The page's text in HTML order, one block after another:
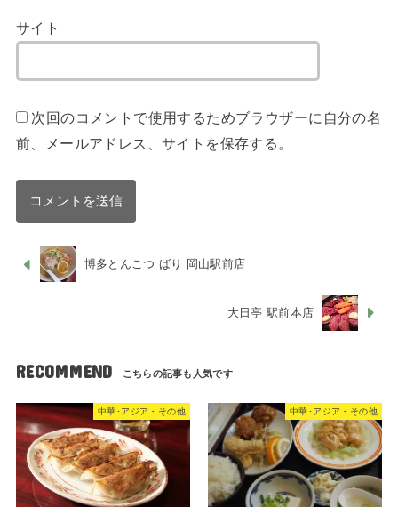
サイト
次回のコメントで使用するためブラウザーに自分の名
前、メールアドレス、サイトを保存する。
博多とんこつ ばり 岡山駅前店
大日亭 駅前本店
RECOMMEND
中華･アジア・その他 中華･アジア・その他